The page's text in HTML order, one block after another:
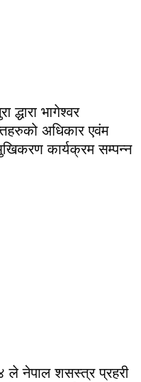
भागेश्वर
अधिकार एवंम
कार्यक्रम सम्पन्न
ले नेपाल शसस्त्र प्रहरी